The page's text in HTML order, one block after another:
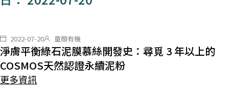
2022-07-20 童顏有機
淨膚平衡綠石泥膜慕絲開發史：尋覓 3 年以上的
COSMOS天然認證永續泥粉
更多資訊